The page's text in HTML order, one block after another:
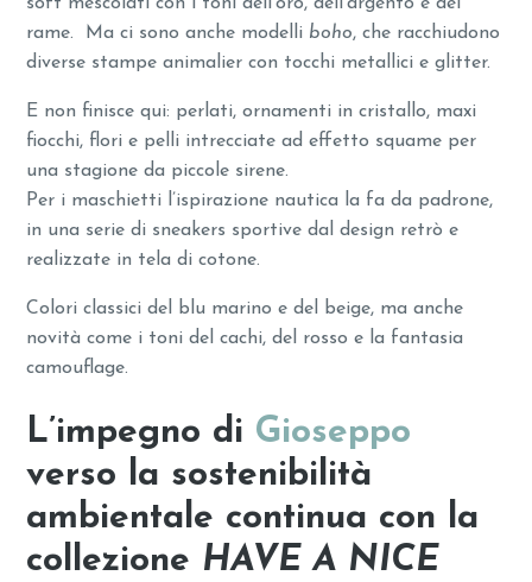
rame. Ma ci sono anche modelli boho, che racchiudono
diverse stampe animalier con tocchi metallici e glitter.
E non finisce qui: perlati, ornamenti in cristallo, maxi
fiocchi, flori e pelli intrecciate ad effetto squame per
una stagione da piccole sirene.
Per i maschietti l’ispirazione nautica la fa da padrone,
in una serie di sneakers sportive dal design retrò e
realizzate in tela di cotone.
Colori classici del blu marino e del beige, ma anche
novità come i toni del cachi, del rosso e la fantasia
camouflage.
L’impegno di Gioseppo
verso la sostenibilità
ambientale continua con la
collezione HAVE A NICE